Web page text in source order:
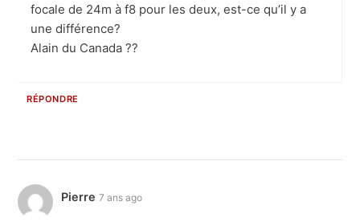
focale de 24m à f8 pour les deux, est-ce qu’il y a
une différence?
Alain du Canada ??
RÉPONDRE
Pierre 7 ans ago